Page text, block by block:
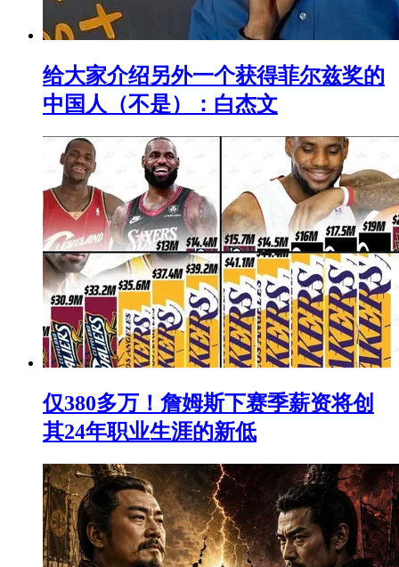
给大家介绍另外一个获得菲尔兹奖的
中国人（不是）：白杰文
仅380多万！詹姆斯下赛季薪资将创
其24年职业生涯的新低